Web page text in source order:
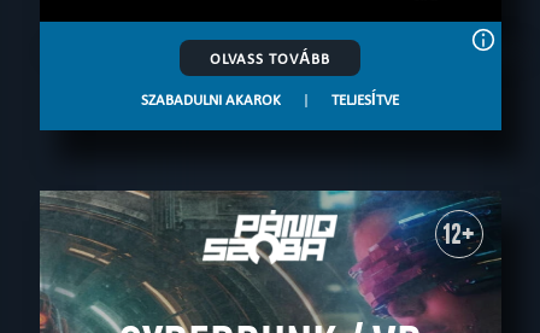
OLVASS TOVÁBB
SZABADULNI AKAROK | TELJESÍTVE
12+